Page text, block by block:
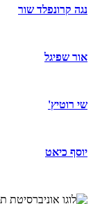
נגה קרונפלד שור
אור שפיגל
שי רוטיץ'
יוסף כיאט